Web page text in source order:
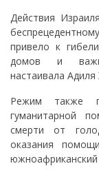
Действия
привело к
домов и
настаивала Адиля
Режим также
гуманитарной
смерти от
оказания